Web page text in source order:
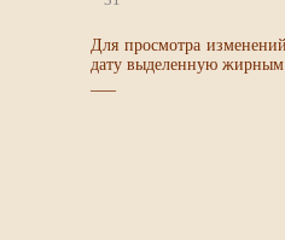
Для просмотра
дату выделенную жирным